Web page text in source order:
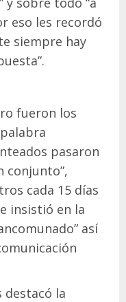
eso les recordó
siempre hay
fueron los
pasaron
conjunto”,
cada 15 días
insistió en la
así
destacó la